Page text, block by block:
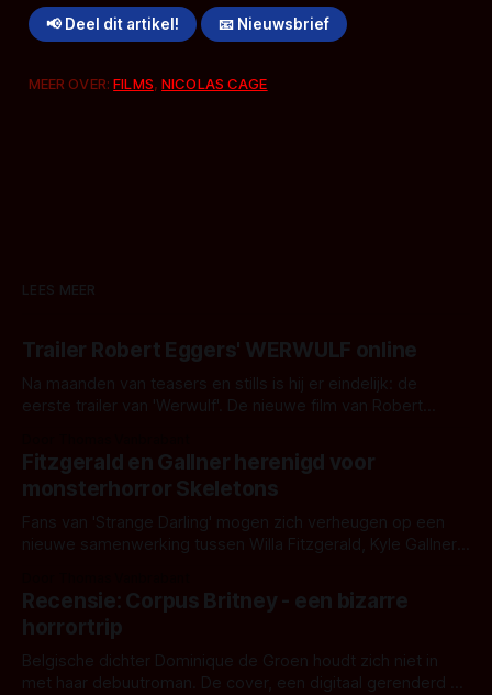
📢 Deel dit artikel! 📧 Nieuwsbrief
MEER OVER:FILMS,NICOLAS CAGE
LEES MEER
Trailer Robert Eggers' WERWULF online
Na maanden van teasers en stills is hij er eindelijk: de
eerste trailer van 'Werwulf'. De nieuwe film van Robert
kille stijl vol folklore en mythe. Het topic deze keer is (kon
het het al raden?)... de weerwolf. Kijk je mee?
Fitzgerald en Gallner herenigd voor
monsterhorror Skeletons
Fans van 'Strange Darling' mogen zich verheugen op een
nieuwe samenwerking tussen Willa Fitzgerald, Kyle Gallner
'Skeletons', een nieuwe creature feature waarvoor de
opnames zijn gestart in Australië.
Recensie: Corpus Britney - een bizarre
horrortrip
Belgische dichter Dominique de Groen houdt zich niet in
met haar debuutroman. De cover, een digitaal gerenderd en